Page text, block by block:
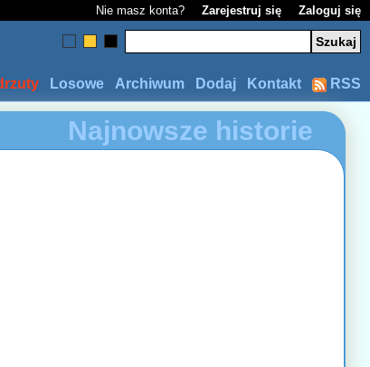
Nie masz konta? Zarejestruj się Zaloguj się
RSS
Kontakt
Dodaj
Archiwum
Losowe
Najnowsze historie